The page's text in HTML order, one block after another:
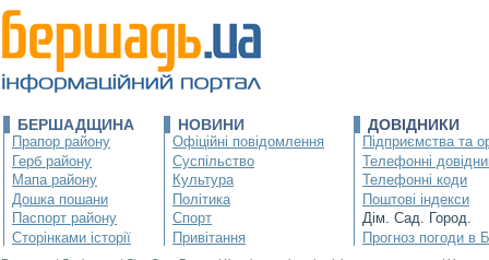
БЕРШАДЩИНА
Прапор району
Герб району
Мапа району
Дошка пошани
Паспорт району
Сторінками історії
НОВИНИ
Офіційні повідомлення
Суспільство
Культура
Політика
Спорт
Привітання
ДОВІДНИКИ
Підприємства та
Телефонні
Телефонні коди
Поштові індекси
Дім. Сад. Город.
Прогноз погоди в